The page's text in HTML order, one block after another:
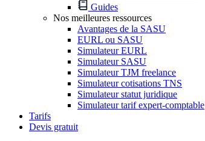
Guides
Nos meilleures ressources
Avantages de la SASU
EURL ou SASU
Simulateur EURL
Simulateur SASU
Simulateur TJM freelance
Simulateur cotisations TNS
Simulateur statut juridique
Simulateur tarif expert-comptable
Tarifs
Devis gratuit